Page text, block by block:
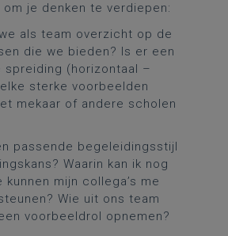
om je denken te verdiepen:
als team overzicht op de
die we bieden? Is er een
spreiding (horizontaal –
sterke voorbeelden
mekaar of andere scholen
passende begeleidingsstijl
Waarin kan ik nog
kunnen mijn collega’s me
Wie uit ons team
voorbeeldrol opnemen?